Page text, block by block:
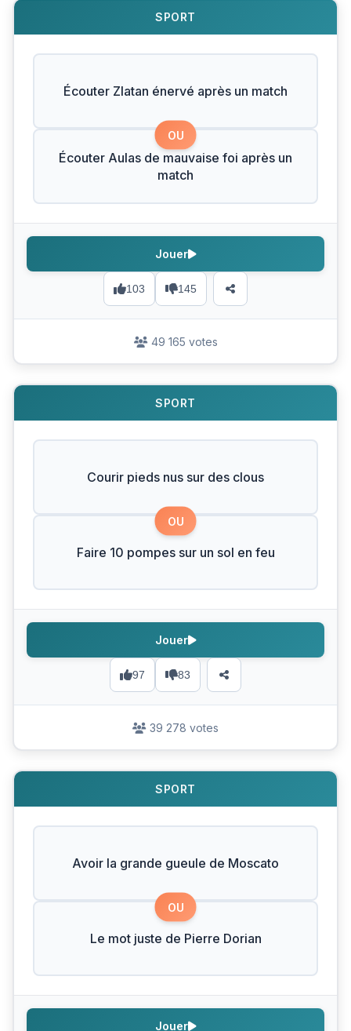
SPORT
Écouter Zlatan énervé après un match
OU
Écouter Aulas de mauvaise foi après un
match
103 145
Jouer
49 165 votes
SPORT
Courir pieds nus sur des clous
OU
Faire 10 pompes sur un sol en feu
97 83
Jouer
39 278 votes
SPORT
Avoir la grande gueule de Moscato
OU
Le mot juste de Pierre Dorian
Jouer